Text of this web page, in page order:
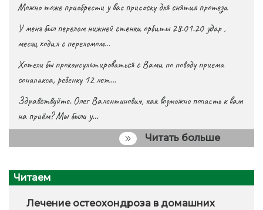
Можно тоже приобрести у вас присоску для снятия протеза
У меня был перелом нижней стенки орбиты 28.01.20 удар ,
месяц ходил с переломом…
Хотели бы проконсультироваться с Вами по поводу приема
сонапакса, ребенку 12 лет…
Здравствуйте. Олег Валентинович, как возможно попасть к вам
на приём? Мы были у…
Читать больше
Читаем
Лечение остеохондроза в домашних